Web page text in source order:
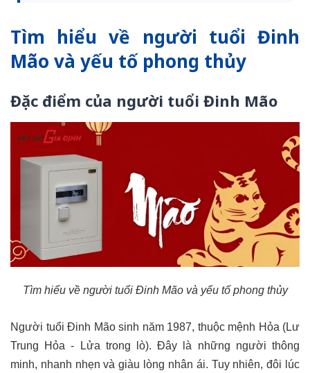
Tìm hiểu về người tuổi Đinh
Mão và yếu tố phong thủy
Đặc điểm của người tuổi Đinh Mão
Tìm hiểu về người tuổi Đinh Mão và yếu tố phong thủy
Người tuổi Đinh Mão sinh năm 1987, thuộc mệnh Hỏa (Lư
Trung Hỏa - Lửa trong lò). Đây là những người thông
minh, nhanh nhẹn và giàu lòng nhân ái. Tuy nhiên, đôi lúc